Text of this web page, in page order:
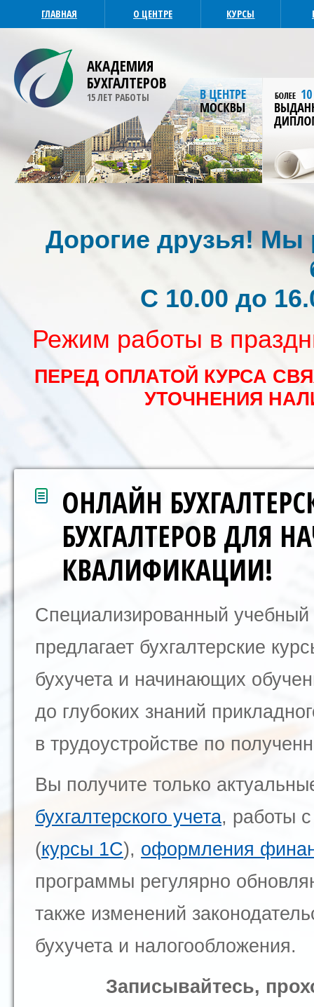
ГЛАВНАЯ О ЦЕНТРЕ КУРСЫ
АКАДЕМИЯ
БУХГАЛТЕРОВ
15 ЛЕТ РАБОТЫ
Дорогие друзья! Мы
С 10.00 до
Режим работы в
ПЕРЕД ОПЛАТОЙ КУРСА
УТОЧНЕНИЯ
ОНЛАЙН
БУХГАЛТЕРОВ ДЛЯ
КВАЛИФИКАЦИИ!
Специализированный
предлагает бухгалтерские
бухучета и начинающих
до глубоких знаний
в трудоустройстве по
Вы получите только
бухгалтерского учета, работы
(курсы 1С), оформления
программы регулярно
также изменений
бухучета и налогообложения.
Записывайтесь,